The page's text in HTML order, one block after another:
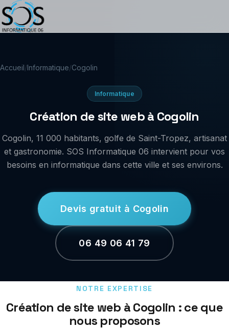
Accueil/Informatique/Cogolin
Informatique
Création de site web à Cogolin
Cogolin, 11 000 habitants, golfe de Saint-Tropez, artisanat
et gastronomie. SOS Informatique 06 intervient pour vos
besoins en informatique dans cette ville et ses environs.
Devis gratuit à Cogolin
06 49 06 41 79
NOTRE EXPERTISE
Création de site web à Cogolin : ce que
nous proposons